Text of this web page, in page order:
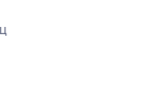
на основе 0 оценок